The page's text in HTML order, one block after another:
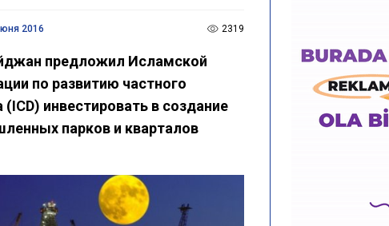
2016 2319
предложил Исламской
по развитию частного
(ICD) инвестировать в создание
парков и кварталов